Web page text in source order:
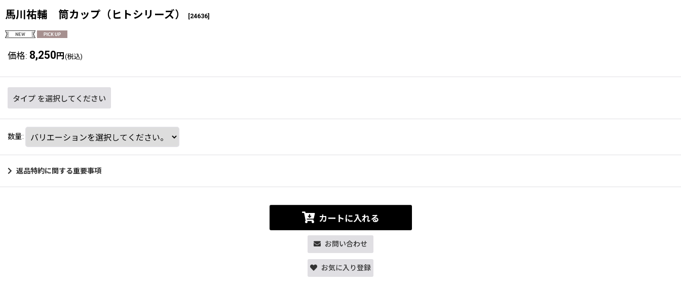
馬川祐輔 筒カップ（ヒトシリーズ） [24636]
価格: 8,250 円 (税込)
タイプ を選択してください
数量:
返品特約に関する重要事項
カートに入れる
お問い合わせ
お気に入り登録